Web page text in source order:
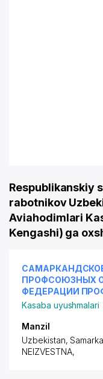
Respublikanskiy
rabotnikov
Aviahodimlari
Kengashi) ga
ПРОФСОЮЗНЫХ
ФЕДЕРАЦИИ
Kasaba uyushmalari
Manzil
Uzbekistan,
NEIZVESTNA,